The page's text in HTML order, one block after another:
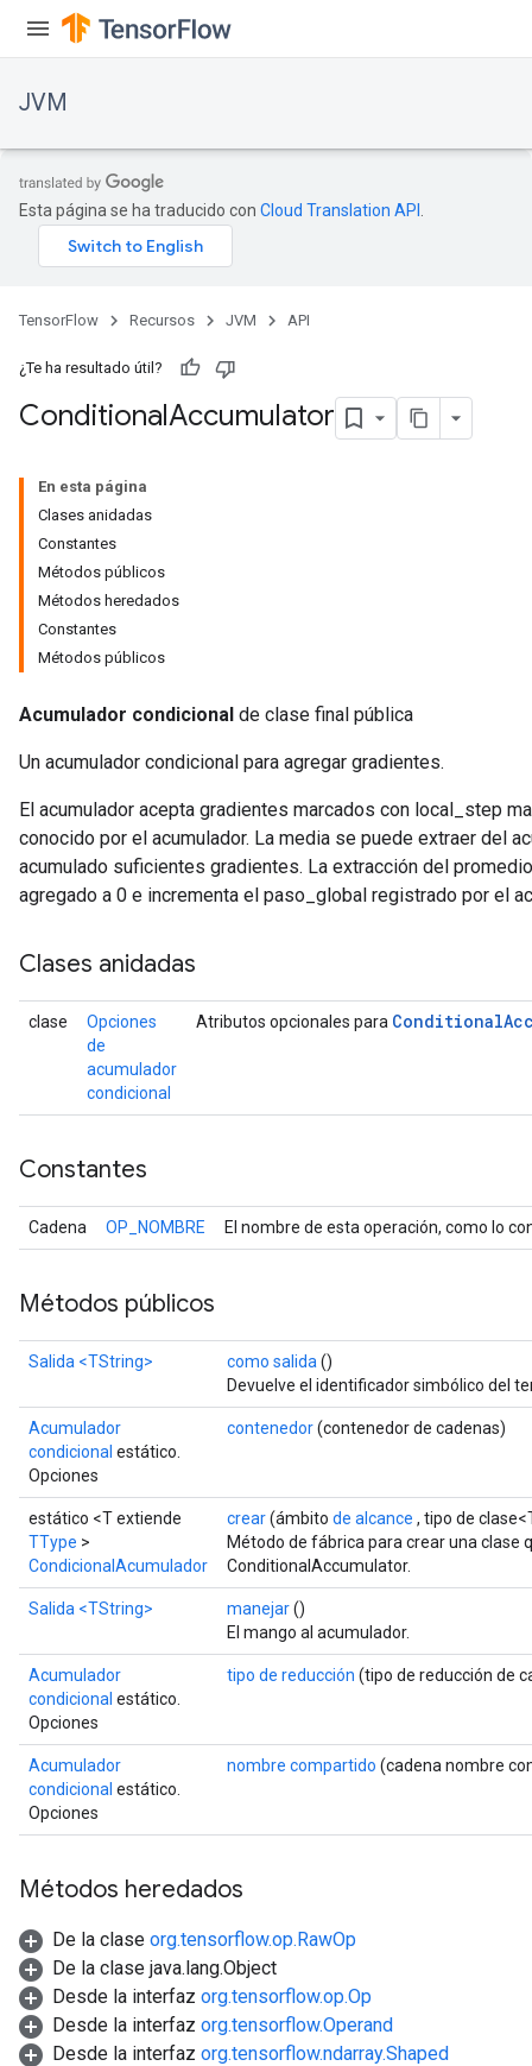
JVM
Esta página se ha traducido con Cloud Translation API
TensorFlow Recursos JVM API
¿Te ha resultado útil?
ConditionalAccumulator
En esta página
Clases anidadas
Constantes
Métodos públicos
Métodos heredados
Constantes
Métodos públicos
Acumulador condicional de clase final pública
Un acumulador condicional para agregar gradientes.
El acumulador acepta gradientes marcados con local_step
conocido por el acumulador. La media se puede extraer del
acumulado suficientes gradientes. La extracción del
agregado a 0 e incrementa el paso_global registrado por el
Clases anidadas
clase
Opciones
de
acumulador
condicional
Atributos opcionales para Conditional
Constantes
Cadena OP_NOMBRE El nombre de esta operación, como lo
Métodos públicos
Salida <TString> como salida ()
Devuelve el identificador simbólico del
Acumulador
condicional estático.
Opciones
contenedor(contenedor de cadenas)
estático <T extiende
TType >
CondicionalAcumulador
crear(ámbito de alcance , tipo de
Método de fábrica para crear una clase
ConditionalAccumulator.
Salida <TString> manejar()
El mango al acumulador.
Acumulador
condicional estático.
Opciones
tipo de reducción (tipo de reducción de
Acumulador
condicional estático.
Opciones
nombre compartido (cadena nombre
Métodos heredados
De la clase org.tensorflow.op.RawOp
De la clase java.lang.Object
Desde la interfaz org.tensorflow.op.Op
Desde la interfaz org.tensorflow.Operand
Desde la interfaz org.tensorflow.ndarray.Shaped